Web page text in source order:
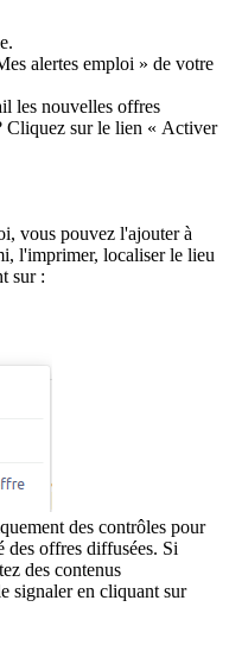
alertes emploi » de votre
les nouvelles offres
Cliquez sur le lien « Activer
vous pouvez l'ajouter à
l'imprimer, localiser le lieu
sur :
des contrôles pour
offres diffusées. Si
des contenus
signaler en cliquant sur